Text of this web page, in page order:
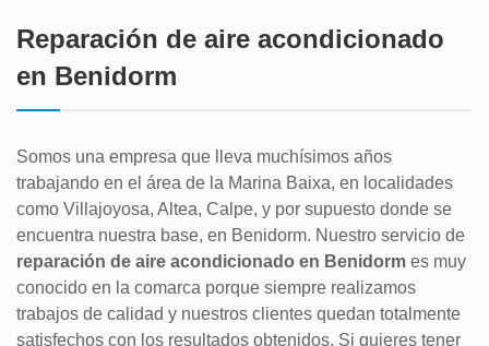
Reparación de aire acondicionado
en Benidorm
Somos una empresa que lleva muchísimos años
trabajando en el área de la Marina Baixa, en localidades
como Villajoyosa, Altea, Calpe, y por supuesto donde se
encuentra nuestra base, en Benidorm. Nuestro servicio de
reparación de aire acondicionado en Benidorm es muy
conocido en la comarca porque siempre realizamos
trabajos de calidad y nuestros clientes quedan totalmente
satisfechos con los resultados obtenidos. Si quieres tener